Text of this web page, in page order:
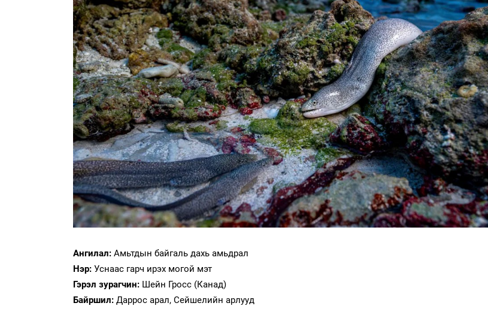
Ангилал: Амьтдын байгаль дахь амьдрал
Нэр: Уснаас гарч ирэх могой мэт
Гэрэл зурагчин: Шейн Гросс (Канад)
Байршил: Даррос арал, Сейшелийн арлууд